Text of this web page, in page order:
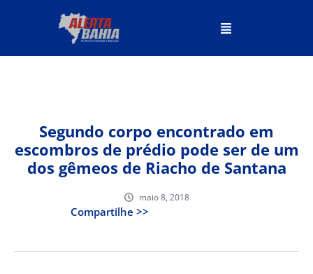
Segundo corpo encontrado em
escombros de prédio pode ser de um
dos gêmeos de Riacho de Santana
maio 8, 2018
Compartilhe >>